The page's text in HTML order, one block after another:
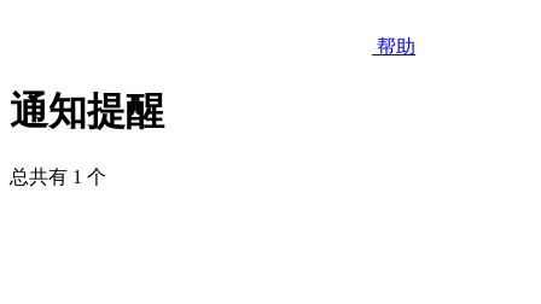
帮助
通知提醒
总共有 1 个